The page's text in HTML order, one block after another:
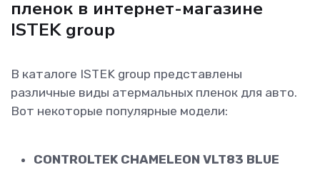
пленок в интернет-магазине
ISTEK group
В каталоге ISTEK group представлены
различные виды атермальных пленок для авто.
Вот некоторые популярные модели:
CONTROLTEK CHAMELEON VLT83 BLUE